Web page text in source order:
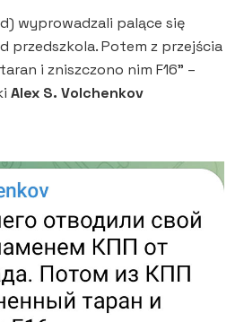
wyprowadzali palące się
przedszkola. Potem z przejścia
i zniszczono nim F16” –
Alex S. Volchenkov